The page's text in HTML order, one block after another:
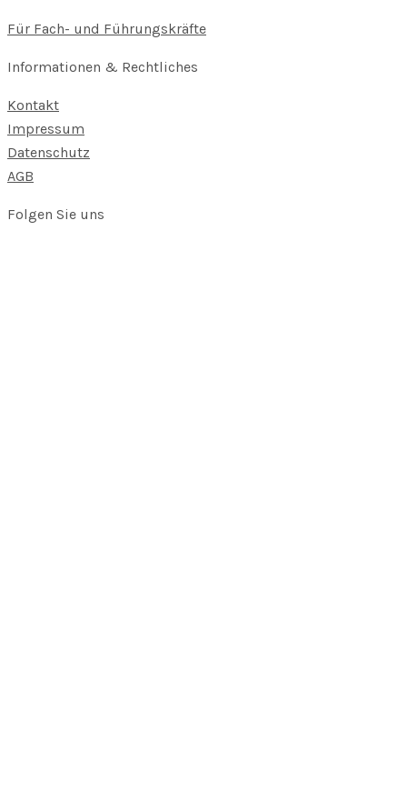
Für Fach- und Führungskräfte
Informationen & Rechtliches
Kontakt
Impressum
Datenschutz
AGB
Folgen Sie uns